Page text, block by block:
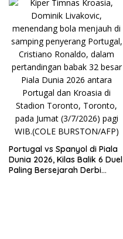
Portugal vs Spanyol di Piala
Dunia 2026, Kilas Balik 6 Duel
Paling Bersejarah Derbi